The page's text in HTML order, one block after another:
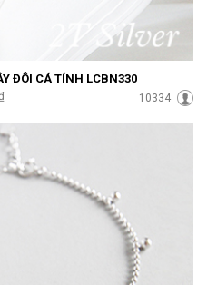
ĐÔI CÁ TÍNH LCBN330
10334